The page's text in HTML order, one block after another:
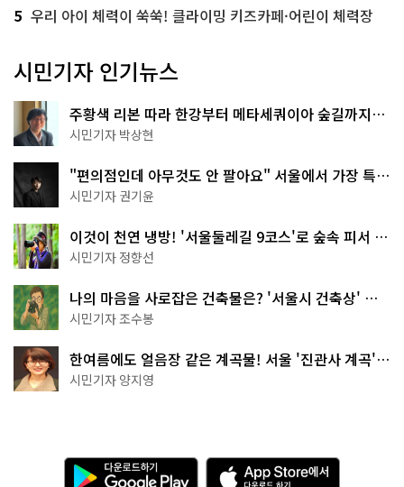
5 우리 아이 체력이 쑥쑥! 클라이밍 키즈카페·어린이 체력장
시민기자 인기뉴스
주황색 리본 따라 한강부터 메타세쿼이아 숲길까지…
서울둘레길 15코스
시민기자 박상현
"편의점인데 아무것도 안 팔아요" 서울에서 가장 특별
한 편의점의 정체
시민기자 권기윤
이것이 천연 냉방! '서울둘레길 9코스'로 숲속 피서 떠
나볼까
시민기자 정향선
나의 마음을 사로잡은 건축물은? '서울시 건축상' 수
상작 공개!
시민기자 조수봉
한여름에도 얼음장 같은 계곡물! 서울 '진관사 계곡'이
천국이네~
시민기자 양지영
다
운
A
p